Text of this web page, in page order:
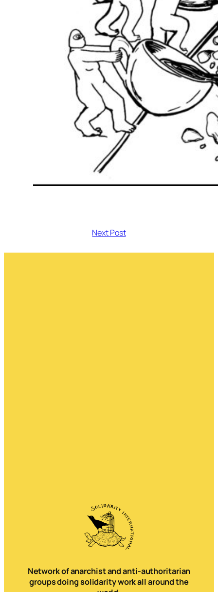
Next Post
Network of anarchist and anti-authoritarian
groups doing solidarity work all around the